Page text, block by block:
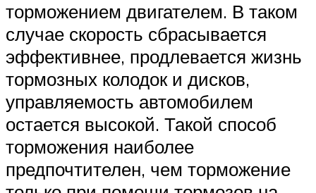
торможением двигателем. В таком
случае скорость сбрасывается
эффективнее, продлевается жизнь
тормозных колодок и дисков,
управляемость автомобилем
остается высокой. Такой способ
торможения наиболее
предпочтителен, чем торможение